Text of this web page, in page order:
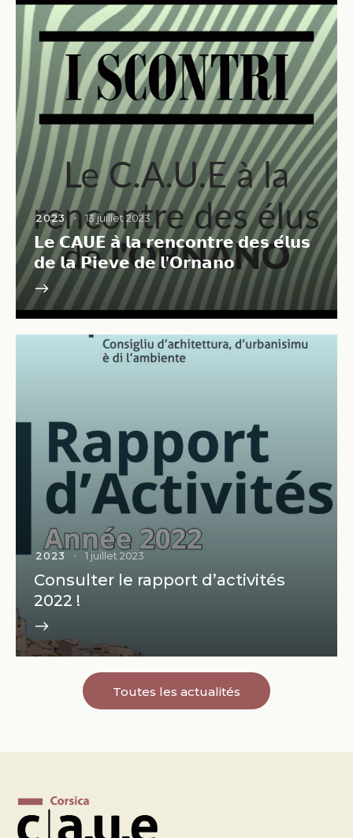
2023 13 juillet 2023
𝗟𝗲 𝗖𝗔𝗨𝗘 𝗮̀ 𝗹𝗮 𝗿𝗲𝗻𝗰𝗼𝗻𝘁𝗿𝗲 𝗱𝗲𝘀 𝗲́𝗹𝘂𝘀
𝗱𝗲 𝗹𝗮 𝗣𝗶𝗲𝘃𝗲 𝗱𝗲 𝗹’𝗢𝗿𝗻𝗮𝗻𝗼
2023 1 juillet 2023
Consulter le rapport d’activités
2022 !
Toutes les actualités